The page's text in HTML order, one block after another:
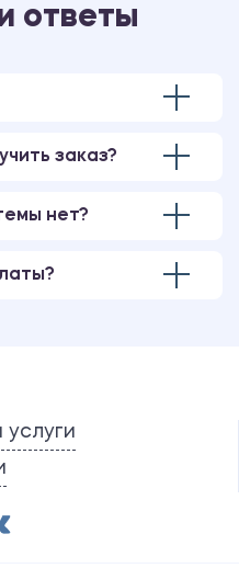
ответы
заказ?
нет?